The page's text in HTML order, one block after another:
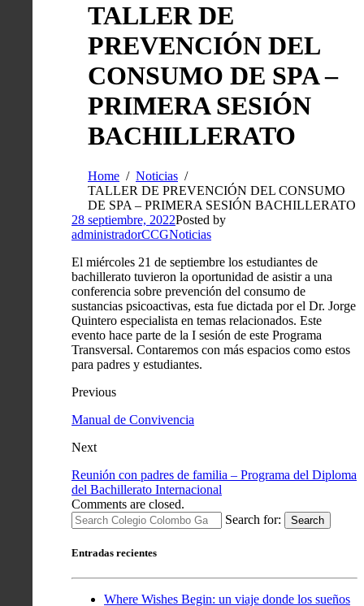
TALLER DE
PREVENCIÓN DEL
CONSUMO DE SPA –
PRIMERA SESIÓN
BACHILLERATO
Home
Noticias
TALLER DE PREVENCIÓN DEL CONSUMO
DE SPA – PRIMERA SESIÓN BACHILLERATO
28 septiembre, 2022Posted by
administradorCCGNoticias
El miércoles 21 de septiembre los estudiantes de
bachillerato tuvieron la oportunidad de asistir a una
conferencia sobre prevención del consumo de
sustancias psicoactivas, esta fue dictada por el Dr. Jorge
Quintero especialista en temas relacionados. Este
evento hace parte de la I sesión de este Programa
Transversal. Contaremos con más espacios como estos
para padres y estudiantes.
Previous
Manual de Convivencia
Next
Reunión con padres de familia – Programa del Diploma
del Bachillerato Internacional
Comments are closed.
Search for:
Search
Entradas recientes
Where Wishes Begin: un viaje donde los sueños